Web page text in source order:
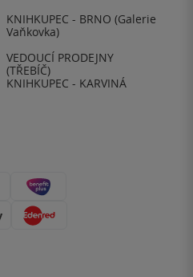
KNIHKUPEC - BRNO (Galerie
Vaňkovka)
VEDOUCÍ PRODEJNY
(TŘEBÍČ)
KNIHKUPEC - KARVINÁ